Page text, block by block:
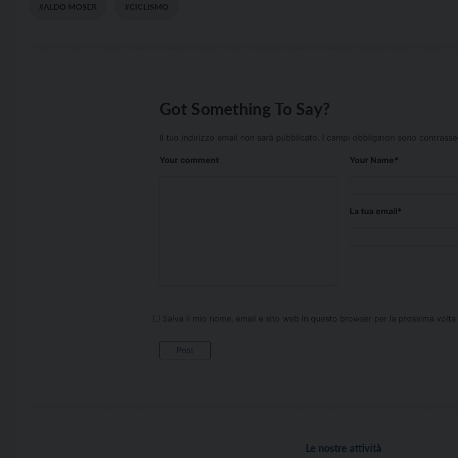
#ALDO MOSER #CICLISMO
Got Something To Say?
Il tuo indirizzo email non sarà pubblicato. I campi obbligatori sono
Your comment Your Name*
La tua email*
Salva il mio nome, email e sito web in questo browser per la prossima
Le nostre attività